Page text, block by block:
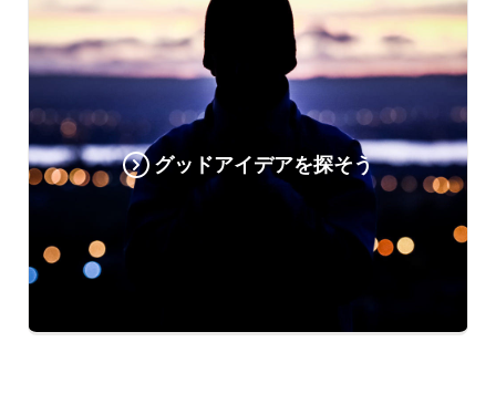
グッドアイデアを探そう